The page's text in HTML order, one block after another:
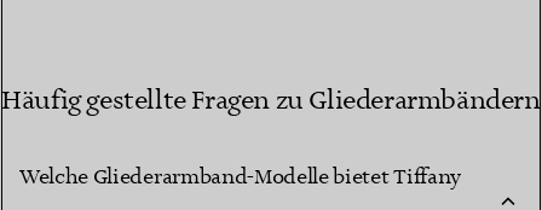
Häufig gestellte Fragen zu Gliederarmbändern
Welche Gliederarmband-Modelle bietet Tiffany